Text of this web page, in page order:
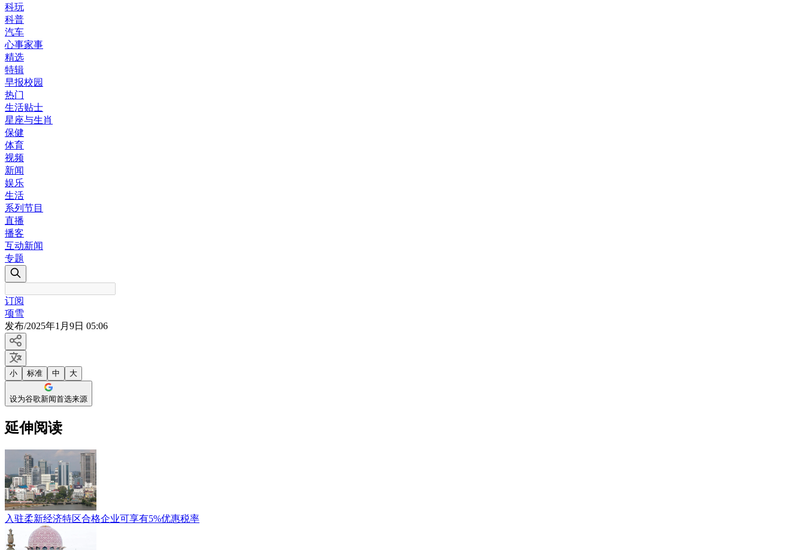
科玩
科普
汽车
心事家事
精选
特辑
早报校园
热门
生活贴士
星座与生肖
保健
体育
视频
新闻
娱乐
生活
系列节目
直播
播客
互动新闻
专题
订阅
项雪
发布/2025年1月9日 05:06
小 标准 中 大
设为谷歌新闻首选来源
延伸阅读
入驻柔新经济特区合格企业可享有5%优惠税率